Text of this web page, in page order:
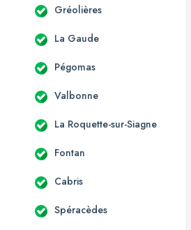
Gréolières
La Gaude
Pégomas
Valbonne
La Roquette-sur-Siagne
Fontan
Cabris
Spéracèdes